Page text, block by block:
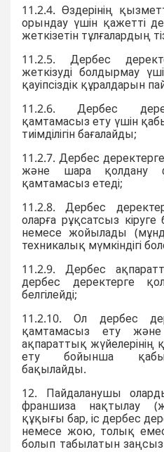
11.2.4. Өздерінің
орындау үшін қажетті
жеткізетін тұлғалардың
11.2.5. Дербес
жеткізуді болдырмау
қауіпсіздік құралдарын
11.2.6. Дербес
қамтамасыз ету үшін
тиімділігін бағалайды;
11.2.7. Дербес
және шара қолдану
қамтамасыз етеді;
11.2.8. Дербес
оларға рұқсатсыз кіруге
немесе жойылады
техникалық мүмкіндігі
11.2.9. Дербес
дербес деректерге
белгілейді;
11.2.10. Ол дербес
қамтамасыз ету және
ақпараттық жүйелерінің
ету бойынша
бақылайды.
12. Пайдаланушы
франшиза нақтылау
құқығы бар, іс дербес
немесе жою, толық
болып табылатын